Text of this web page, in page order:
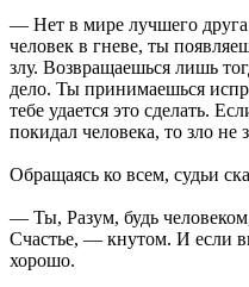
— Нет в мире лучшего друга
человек в гневе, ты
злу. Возвращаешься лишь
дело. Ты принимаешься
тебе удается это сделать.
покидал человека, то зло не
Обращаясь ко всем, судьи
— Ты, Разум, будь
Счастье, — кнутом. И если
хорошо.